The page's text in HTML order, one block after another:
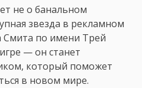
не о банальном
звезда в рекламном
Смита по имени Трей
— он станет
который поможет
в новом мире.